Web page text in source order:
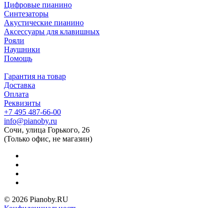
Цифровые пианино
Синтезаторы
Акустические пианино
Аксессуары для клавишных
Рояли
Наушники
Помощь
Гарантия на товар
Доставка
Оплата
Реквизиты
+7 495 487-66-00
info@pianoby.ru
Сочи, улица Горького, 26
(Только офис, не магазин)
© 2026 Pianoby.RU